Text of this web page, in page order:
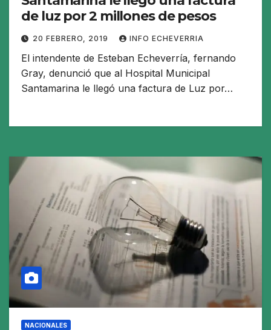
de luz por 2 millones de pesos
20 FEBRERO, 2019 INFO ECHEVERRIA
El intendente de Esteban Echeverría, fernando
Gray, denunció que al Hospital Municipal
Santamarina le llegó una factura de Luz por…
NACIONALES